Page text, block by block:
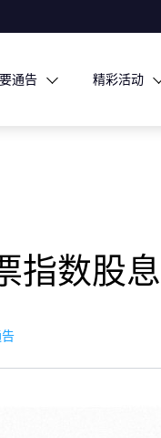
通告 精彩活动
指数​股